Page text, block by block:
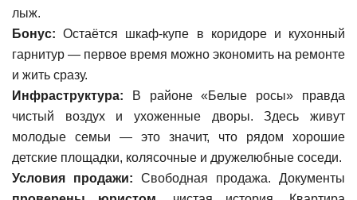
лыж.
Бонус: Остаётся шкаф-купе в коридоре и кухонный
гарнитур — первое время можно экономить на ремонте
и жить сразу.
Инфраструктура: В районе «Белые росы» правда
чистый воздух и ухоженные дворы. Здесь живут
молодые семьи — это значит, что рядом хорошие
детские площадки, колясочные и дружелюбные соседи.
Условия продажи: Свободная продажа. Документы